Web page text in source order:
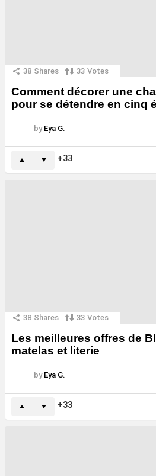
38 Shares 33 Votes
Comment décorer une
pour se détendre en cinq
by Eya G.
33
38 Shares 33 Votes
Les meilleures offres de
matelas et literie
by Eya G.
33